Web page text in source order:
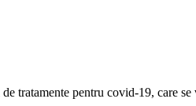
tratamente pentru covid-19, care